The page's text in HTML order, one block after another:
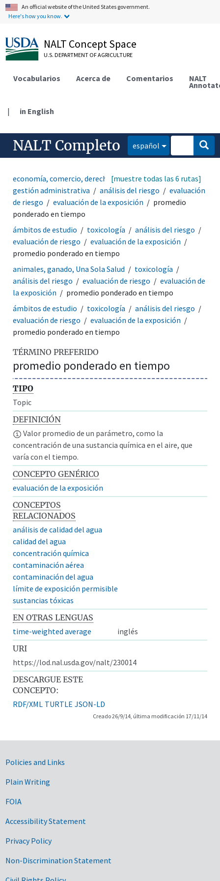
An official website of the United States government.
Here's how you know.
NALT Concept Space
U.S. DEPARTMENT OF AGRICULTURE
Vocabularios Acerca de Comentarios NALT
| in English
NALT Completo español
economía, comercio, derecho, negocios, industria
gestión administrativa
análisis del riesgo
evaluación
de riesgo
evaluación de la exposición
promedio
ponderado en tiempo
[muestre todas las 6 rutas]
ámbitos de estudio toxicología
análisis del riesgo
evaluación de riesgo
evaluación de la exposición
promedio ponderado en tiempo
animales, ganado, Una Sola Salud
toxicología
análisis del riesgo
evaluación de riesgo
evaluación de
la exposición
promedio ponderado en tiempo
ámbitos de estudio
toxicología
análisis del riesgo
evaluación de riesgo
evaluación de la exposición
promedio ponderado en tiempo
TÉRMINO PREFERIDO
promedio ponderado en tiempo
TIPO
Topic
DEFINICIÓN
Valor promedio de un parámetro, como la
concentración de una sustancia química en el aire, que
varía con el tiempo.
CONCEPTO GENÉRICO
evaluación de la exposición
CONCEPTOS
RELACIONADOS
análisis de calidad del agua
calidad del agua
concentración química
contaminación aérea
contaminación del agua
límite de exposición permisible
sustancias tóxicas
EN OTRAS LENGUAS
time-weighted average
inglés
URI
https://lod.nal.usda.gov/nalt/230014
DESCARGUE ESTE
CONCEPTO:
RDF/XML TURTLE JSON-LD
Creado 26/9/14, última modificación 17/11/14
Government Links
Policies and Links
Plain Writing
FOIA
Accessibility Statement
Privacy Policy
Non-Discrimination Statement